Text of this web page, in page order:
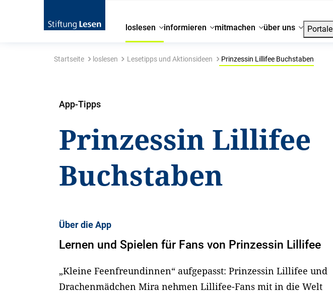
loslesen informieren mitmachen über uns Portale
Startseite loslesen Lesetipps und Aktionsideen Prinzessin Lillifee Buchstaben
App-Tipps
Prinzessin Lillifee
Buchstaben
Über die App
Lernen und Spielen für Fans von Prinzessin Lillifee
„Kleine Feenfreundinnen“ aufgepasst: Prinzessin Lillifee und
Drachenmädchen Mira nehmen Lillifee-Fans mit in die Welt